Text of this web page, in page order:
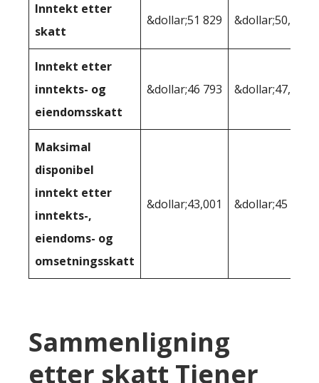
Inntekt etter
skatt
&dollar;51 829 &dollar;50,104
Inntekt etter
inntekts- og
eiendomsskatt
&dollar;46 793 &dollar;47,204
Maksimal
disponibel
inntekt etter
inntekts-,
eiendoms- og
omsetningsskatt
&dollar;43,001 &dollar;45 198
Sammenligning
etter skatt Tjener